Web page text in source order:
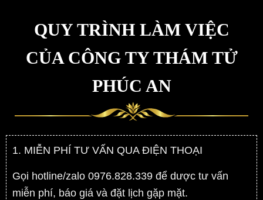
QUY TRÌNH LÀM VIỆC
CỦA CÔNG TY THÁM TỬ
PHÚC AN
1. MIỄN PHÍ TƯ VẤN QUA ĐIỆN THOẠI
Gọi hotline/zalo 0976.828.339 để dược tư vấn
miễn phí, báo giá và đặt lịch gặp mặt.